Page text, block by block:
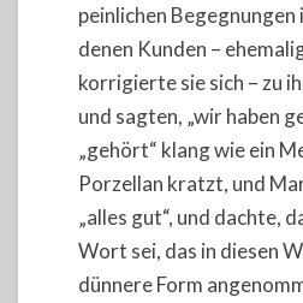
peinlichen
denen Kunden –
korrigierte sie sich – zu
und sagten, „wir haben
„gehört“ klang wie ein
Porzellan kratzt, und
„alles gut“, und dachte,
Wort sei, das in diesen
dünnere Form